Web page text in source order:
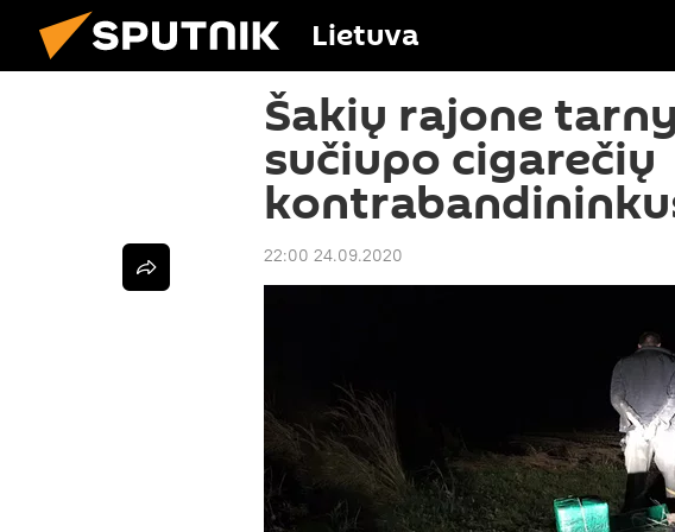
Lietuva
Šakių rajone
sučiupo cigarečių
22:00 24.09.2020